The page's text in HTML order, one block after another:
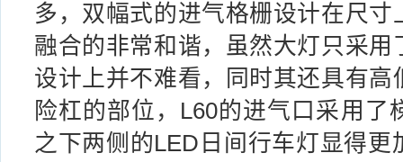
多，双幅式的进气格栅设计在尺
融合的非常和谐，虽然大灯只采
设计上并不难看，同时其还具有
险杠的部位，L60的进气口采用了
之下两侧的LED日间行车灯显得更